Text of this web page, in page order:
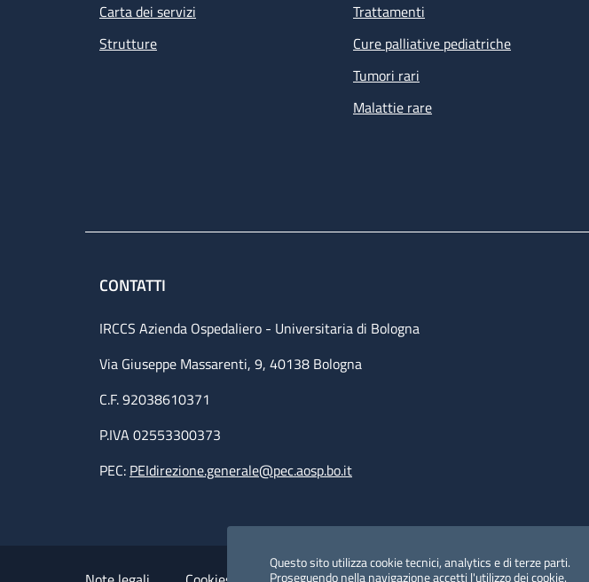
Questo sito utilizza cookie tecnici, analytics e di terze parti.
Proseguendo nella navigazione accetti l'utilizzo dei cookie.
Carta dei servizi
Strutture
Trattamenti
Cure palliative pediatriche
Tumori rari
Malattie rare
CONTATTI
IRCCS Azienda Ospedaliero - Universitaria di Bologna
Via Giuseppe Massarenti, 9, 40138 Bologna
C.F. 92038610371
P.IVA 02553300373
PEC: PEIdirezione.generale@pec.aosp.bo.it
Small prints
Useful links section